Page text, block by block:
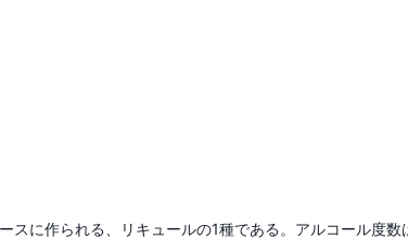
スに作られる、リキュールの1種である。アルコール度数